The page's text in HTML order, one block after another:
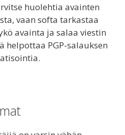
huolehtia avainten
vaan softa tarkastaa
avainta ja salaa viestin
helpottaa PGP-salauksen